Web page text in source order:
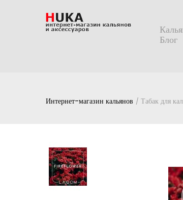
Блог
Интернет-магазин кальянов Табак для